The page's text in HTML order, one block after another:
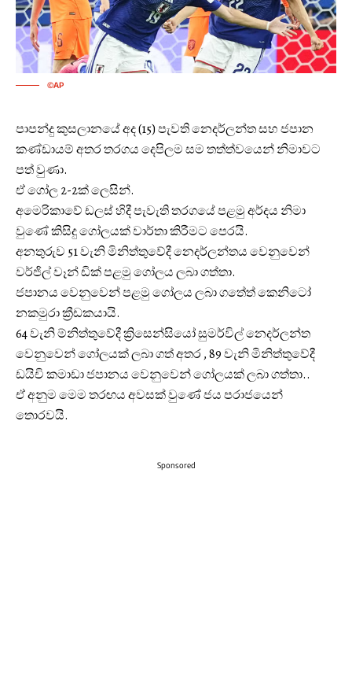
©AP
පාපන්දු කුසලානයේ අද (15) පැවති නෙදර්ලන්ත සහ ජපාන
කණ්ඩායම් අතර තරගය දෙපිලම සම තත්ත්වයෙන් නිමාවට
පත් වුණා.
ඒ ගෝල 2-2ක් ලෙසින්.
අමෙරිකාවේ ඩලස් හිදී පැවැති තරගයේ පළමු අර්දය නිමා
වුණේ කිසිදු ගෝලයක් වාර්තා කිරීමට පෙරයි.
අනතුරුව 51 වැනි මිනිත්තුවේදී නෙදර්ලන්තය වෙනුවෙන්
වර්ජිල් වෑන් ඩික් පළමු ගෝලය ලබා ගත්‍තා.
ජපානය වෙනුවෙන් පළමු ගෝලය ලබා ගත්‍තේ කෙනිටෝ
නකමුරා ක්‍රීඩකයායි.
64 වැනි ම්නිත්තුවේදී ක්‍රිසෙන්සියෝ සුමර්විල් නෙදර්ලන්ත
වෙනුවෙන් ගෝලයක් ලබා ගත් අතර , 89 වැනි මිනිත්තුවේදී
ඩයිචි කමාඩා ජපානය වෙනුවෙන් ගෝලයක් ලබා ගත්තා..
ඒ අනුම මෙම තරඟය අවසක් වුණේ ජය පරාජයෙන්
තොරවයි.
Sponsored